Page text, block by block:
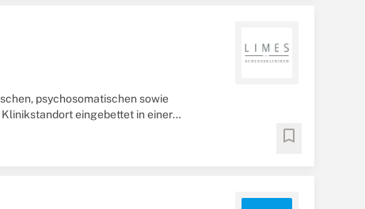
psychosomatischen sowie
eingebettet in einer
bookmark